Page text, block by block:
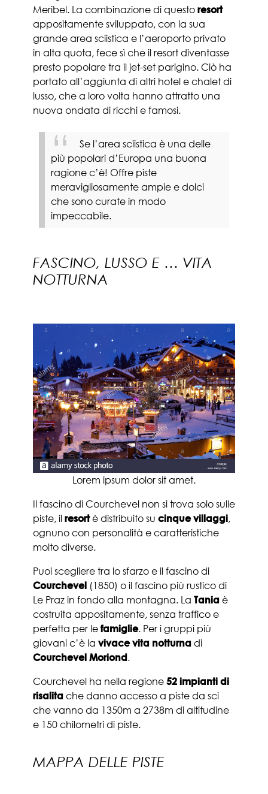
Meribel. La combinazione di questo resort
appositamente sviluppato, con la sua
grande area sciistica e l’aeroporto privato
in alta quota, fece sì che il resort diventasse
presto popolare tra il jet-set parigino. Ciò ha
portato all’aggiunta di altri hotel e chalet di
lusso, che a loro volta hanno attratto una
nuova ondata di ricchi e famosi.
Se l’area sciistica è una delle
più popolari d’Europa una buona
ragione c’è! Offre piste
meravigliosamente ampie e dolci
che sono curate in modo
impeccabile.
FASCINO, LUSSO E … VITA
NOTTURNA
Lorem ipsum dolor sit amet.
Il fascino di Courchevel non si trova solo sulle
piste, il resortè distribuito su cinque villaggi,
ognuno con personalità e caratteristiche
molto diverse.
Puoi scegliere tra lo sfarzo e il fascino di
Courchevel (1850) o il fascino più rustico di
Le Praz in fondo alla montagna. La Tania è
costruita appositamente, senza traffico e
perfetta per le famiglie. Per i gruppi più
giovani c’è la vivace vita notturna di
Courchevel Moriond.
Courchevel ha nella regione 52 impianti di
risalita che danno accesso a piste da sci
che vanno da 1350m a 2738m di altitudine
e 150 chilometri di piste.
MAPPA DELLE PISTE